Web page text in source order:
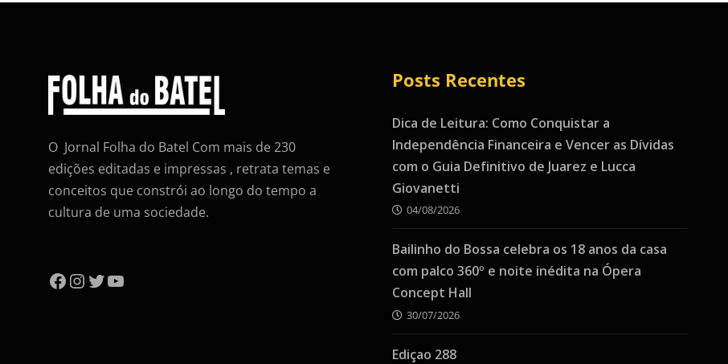
O Jornal Folha do Batel Com mais de 230
edições editadas e impressas , retrata temas e
conceitos que constrói ao longo do tempo a
cultura de uma sociedade.
Facebook
Instagram
Twitter
YouTube
Posts Recentes
Dica de Leitura: Como Conquistar a
Independência Financeira e Vencer as Dívidas
com o Guia Definitivo de Juarez e Lucca
Giovanetti
04/08/2026
Bailinho do Bossa celebra os 18 anos da casa
com palco 360º e noite inédita na Ópera
Concept Hall
30/07/2026
Ediçao 288